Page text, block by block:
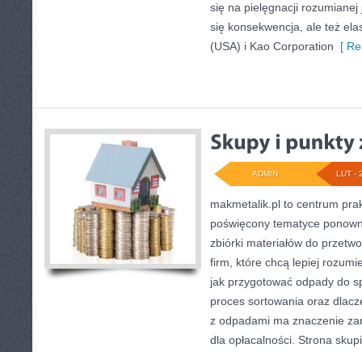
się na pielęgnacji
się konsekwencja, ale też
(USA) i Kao Corporation [
LUT -
ADMIN
makmetalik.pl to centrum
poświęcony tematyce
zbiórki materiałów do
firm, które chcą lepiej
jak przygotować odpady do
proces sortowania oraz
z odpadami ma znaczenie
dla opłacalności. Strona